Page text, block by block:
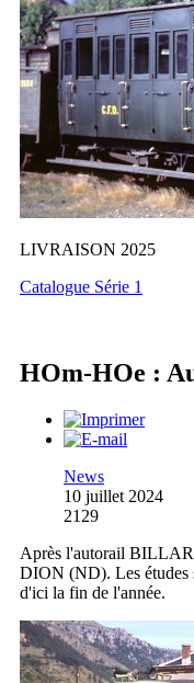
LIVRAISON 2025
Catalogue Série 1
HOm-HOe :
News
10 juillet 2024
2129
Après l'autorail
DION (ND). Les études
d'ici la fin de l'année.